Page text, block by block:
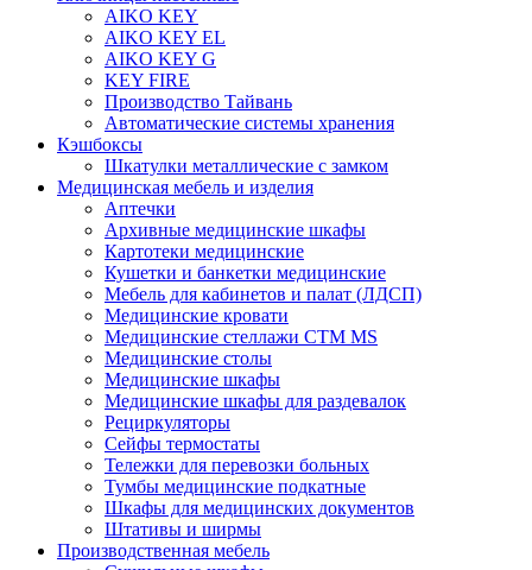
AIKO KEY
AIKO KEY EL
AIKO KEY G
KEY FIRE
Производство Тайвань
Автоматические системы хранения
Кэшбоксы
Шкатулки металлические с замком
Медицинская мебель и изделия
Аптечки
Архивные медицинские шкафы
Картотеки медицинские
Кушетки и банкетки медицинские
Мебель для кабинетов и палат (ЛДСП)
Медицинские кровати
Медицинские стеллажи CTM MS
Медицинские столы
Медицинские шкафы
Медицинские шкафы для раздевалок
Рециркуляторы
Сейфы термостаты
Тележки для перевозки больных
Тумбы медицинские подкатные
Шкафы для медицинских документов
Штативы и ширмы
Производственная мебель